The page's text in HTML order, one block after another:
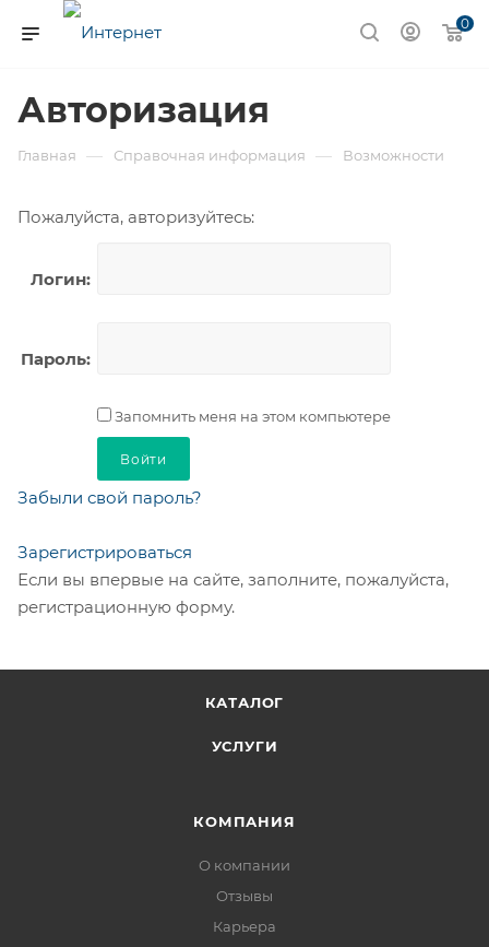
0
Авторизация
Главная — Справочная информация — Возможности
Пожалуйста, авторизуйтесь:
Логин:
Пароль:
Запомнить меня на этом компьютере
Забыли свой пароль?
Зарегистрироваться
Если вы впервые на сайте, заполните, пожалуйста,
регистрационную форму.
КАТАЛОГ
УСЛУГИ
КОМПАНИЯ
О компании
Отзывы
Карьера